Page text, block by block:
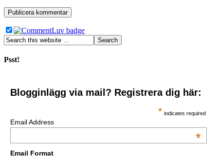
Psst!
Blogginlägg via mail? Registrera dig här:
* indicates required
Email Address
*
Email Format